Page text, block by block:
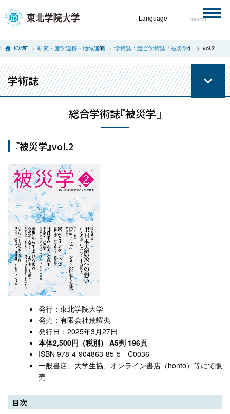
Language Search
HOME 研究・産学連携・地域連携 学術誌：総合学術誌『被災学』 vol.2
学術誌
総合学術誌『被災学』
『被災学』vol.2
発行：東北学院大学
発売：有限会社荒蝦夷
発行日：2025年3月27日
本体2,500円（税別） A5判 196頁
ISBN 978-4-904863-85-5 C0036
一般書店、大学生協、オンライン書店（honto）等にて販
売
目次